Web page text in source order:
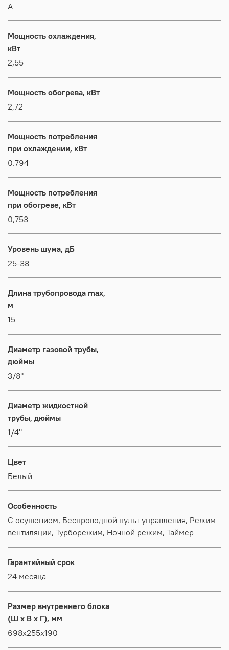
А
Мощность охлаждения,
кВт
2,55
Мощность обогрева, кВт
2,72
Мощность потребления
при охлаждении, кВт
0.794
Мощность потребления
при обогреве, кВт
0,753
Уровень шума, дБ
25-38
Длина трубопровода max,
м
15
Диаметр газовой трубы,
дюймы
3/8"
Диаметр жидкостной
трубы, дюймы
1/4"
Цвет
Белый
Особенность
С осушением, Беспроводной пульт управления, Режим
вентиляции, Турборежим, Ночной режим, Таймер
Гарантийный срок
24 месяца
Размер внутреннего блока
(Ш x В x Г), мм
698x255x190